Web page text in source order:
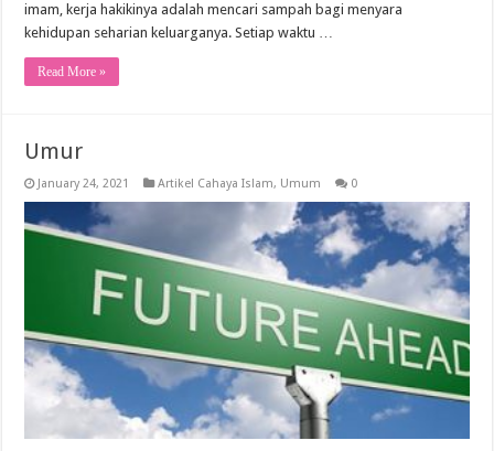
imam, kerja hakikinya adalah mencari sampah bagi menyara
kehidupan seharian keluarganya. Setiap waktu …
Read More »
Umur
January 24, 2021 Artikel Cahaya Islam, Umum 0